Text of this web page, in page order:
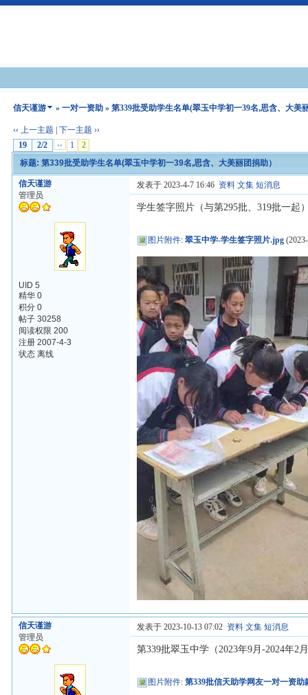
信天谨游 »一对一资助 » 第339批受助学生名单(翠玉中学初一39名,思含、大美
‹‹ 上一主题 |下一主题 ››
19
2/2 ‹‹ 1
2
标题: 第339批受助学生名单(翠玉中学初一39名,思含、大美丽团捐助）
信天谨游
管理员
UID 5
精华 0
积分 0
帖子 30258
阅读权限 200
注册 2007-4-3
状态 离线
发表于 2023-4-7 16:46 资料 文集 短消息
学生签字照片（与第295批、319批一起
图片附件:翠玉中学-学生签字照片.jpg
信天谨游
管理员
发表于 2023-10-13 07:02 资料 文集 短消息
第339批翠玉中学（2023年9月-2024年2
图片附件:第339批信天助学网友一对一资